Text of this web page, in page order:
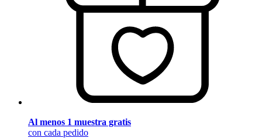
Al menos 1 muestra gratis
con cada pedido